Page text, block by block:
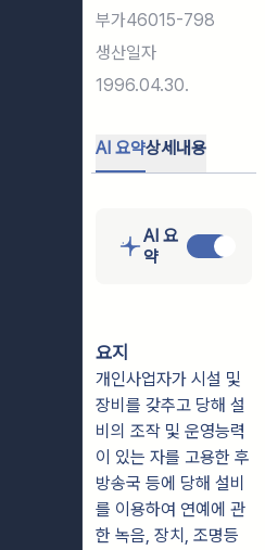
부가46015-798
생산일자
1996.04.30.
AI 요약상세내용
AI 요
약
요지
개인사업자가 시설 및
장비를 갖추고 당해 설
비의 조작 및 운영능력
이 있는 자를 고용한 후
방송국 등에 당해 설비
를 이용하여 연예에 관
한 녹음, 장치, 조명등